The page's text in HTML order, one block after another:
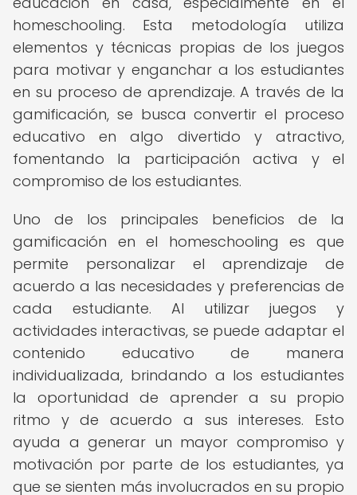
homeschooling. Esta metodología utiliza
elementos y técnicas propias de los juegos
para motivar y enganchar a los estudiantes
en su proceso de aprendizaje. A través de la
gamificación, se busca convertir el proceso
educativo en algo divertido y atractivo,
fomentando la participación activa y el
compromiso de los estudiantes.
Uno de los principales beneficios de la
gamificación en el homeschooling es que
permite personalizar el aprendizaje de
acuerdo a las necesidades y preferencias de
cada estudiante. Al utilizar juegos y
actividades interactivas, se puede adaptar el
contenido educativo de manera
individualizada, brindando a los estudiantes
la oportunidad de aprender a su propio
ritmo y de acuerdo a sus intereses. Esto
ayuda a generar un mayor compromiso y
motivación por parte de los estudiantes, ya
que se sienten más involucrados en su propio